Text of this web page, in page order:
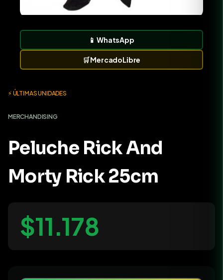
📱WhatsApp
🛒MercadoLibre
⚡ ÚLTIMAS UNIDADES
MERCHANDISING
Peluche Rick And
Morty Rick 25cm
$11.178